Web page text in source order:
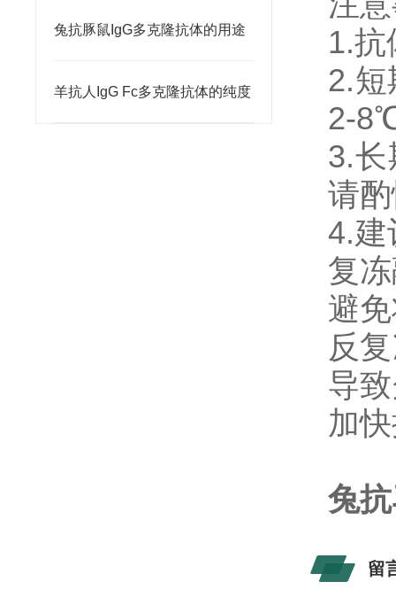
兔抗豚鼠IgG多克隆抗体的用途
羊抗人IgG Fc多克隆抗体的纯度
1.抗
2.短
2-
3.
请
4.建
复
避
反
导
加
兔
留